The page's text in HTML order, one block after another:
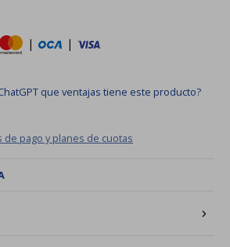
| |
que ventajas tiene este producto?
pago y planes de cuotas